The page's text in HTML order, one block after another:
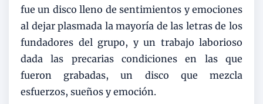
fue un disco lleno de sentimientos y emociones
al dejar plasmada la mayoría de las letras de los
fundadores del grupo, y un trabajo laborioso
dada las precarias condiciones en las que
fueron grabadas, un disco que mezcla
esfuerzos, sueños y emoción.